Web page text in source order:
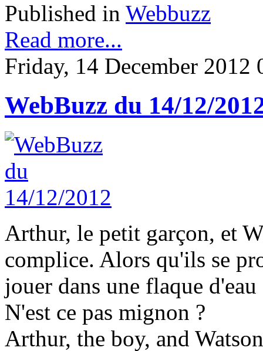
Published in Webbuzz
Read more...
Friday, 14 December 2012
WebBuzz du 14/12/
Arthur, le petit garçon, et
complice. Alors qu'ils se
jouer dans une flaque
N'est ce pas mignon ?
Arthur, the boy, and